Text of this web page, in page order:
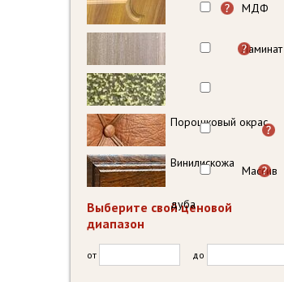
МДФ
Ламинат
Порошковый окрас
Винилискожа
Массив
дуба
Выберите свой ценовой
диапазон
от до